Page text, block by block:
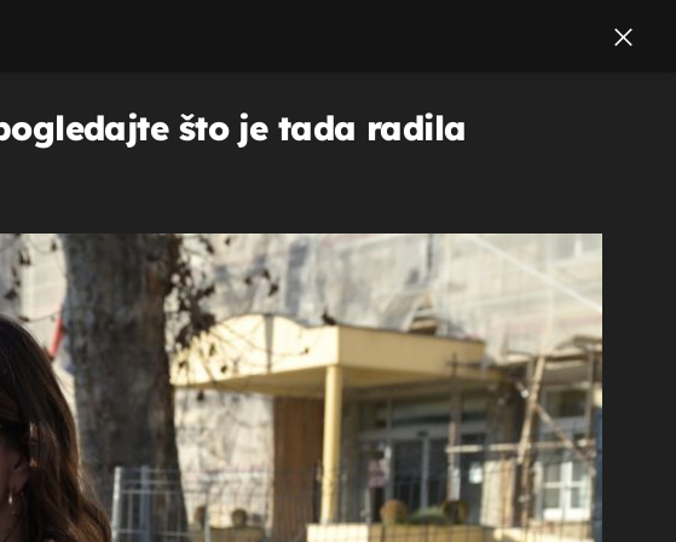
što je tada radila